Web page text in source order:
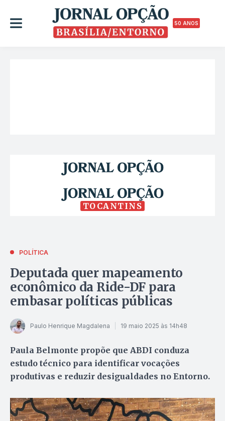
50 ANOS
TOCANTINS
POLÍTICA
Deputada quer mapeamento
econômico da Ride-DF para
embasar políticas públicas
Paulo Henrique Magdalena 19 maio 2025 às 14h48
Paula Belmonte propõe que ABDI conduza
estudo técnico para identificar vocações
produtivas e reduzir desigualdades no Entorno.